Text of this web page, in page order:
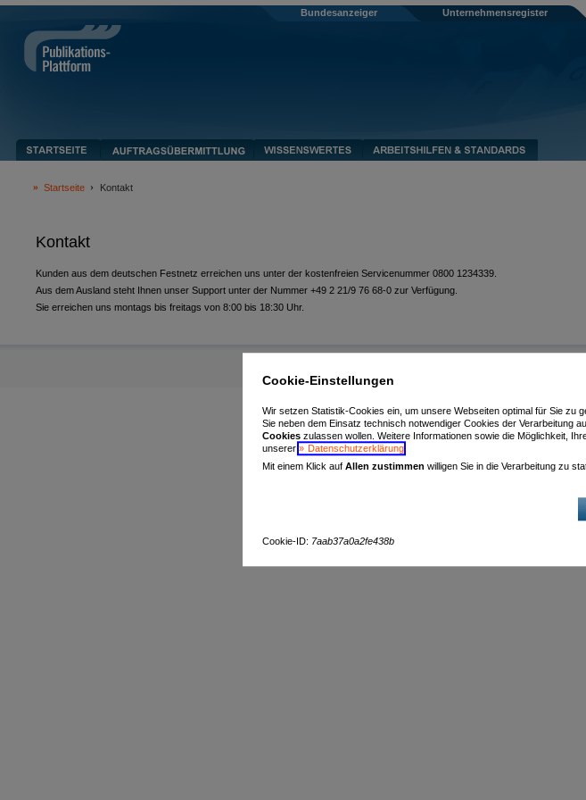
Bundesanzeiger Unternehmensregister
Startseite Kontakt
Kontakt
Kunden aus dem deutschen Festnetz erreichen uns unter der kostenfreien Servicenummer 0800 1234339.
Aus dem Ausland steht Ihnen unser Support unter der Nummer +49 2 21/9 76 68-0 zur Verfügung.
Sie erreichen uns montags bis freitags von 8:00 bis 18:30 Uhr.
Cookie-Einstellungen
Wir setzen Statistik-Cookies ein, um unsere Webseiten optimal für Sie zu
Sie neben dem Einsatz technisch notwendiger Cookies der Verarbeitung
Cookieszulassen wollen. Weitere Informationen sowie die Möglichkeit,
unserer
Datenschutzerklärung.
Mit einem Klick auf Allen zustimmen willigen Sie in die Verarbeitung zu
Cookie-ID: 7aab37a0a2fe438b